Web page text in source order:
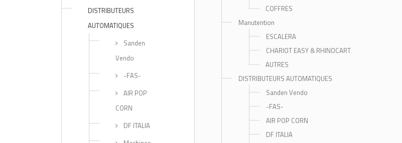
DISTRIBUTEURS
AUTOMATIQUES
Sanden
Vendo
-FAS-
AIR POP
CORN
DF ITALIA
COFFRES
Manutention
ESCALERA
CHARIOT EASY & RHINOCART
AUTRES
DISTRIBUTEURS AUTOMATIQUES
Sanden Vendo
-FAS-
AIR POP CORN
DF ITALIA